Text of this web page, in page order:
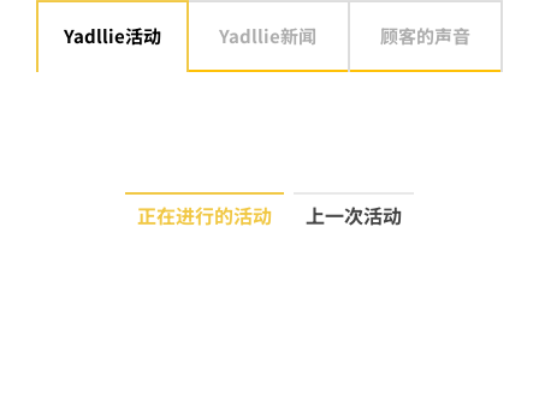
Yadllie活动 Yadllie新闻 顾客的声音
正在进行的活动 上一次活动